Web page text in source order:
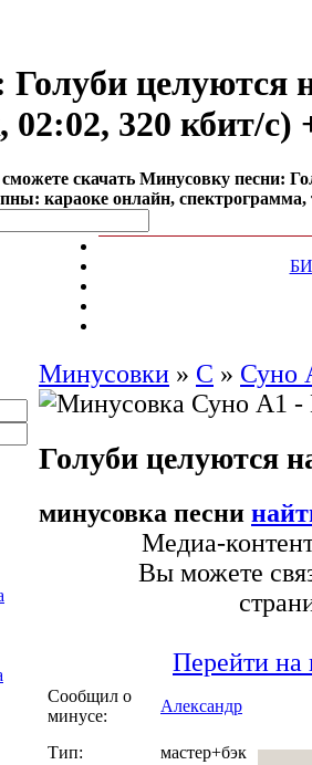
Голуби
02:02, 320 кбит/с)
cкачать Минусовку песни:
караоке онлайн,
Минусовки » С » Суно
Голуби целуются
минусовка песни
Медиа-
Вы можете
Перейти на
Сообщил о
минусе:
Александр
Тип: мастер+бэк